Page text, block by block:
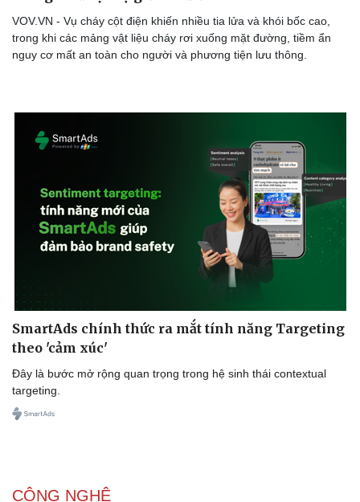
Nhi khoa
Nam khoa
Làm đẹp - giảm cân
Phòng mạch online
VOV.VN - Vụ cháy cột điện khiến nhiều tia lửa và khói bốc cao,
trong khi các mảng vật liệu cháy rơi xuống mặt đường, tiềm ẩn
nguy cơ mất an toàn cho người và phương tiện lưu thông.
SmartAds chính thức ra mắt tính năng Targeting
theo 'cảm xúc'
Đây là bước mở rộng quan trọng trong hệ sinh thái contextual
targeting.
CÔNG NGHỆ